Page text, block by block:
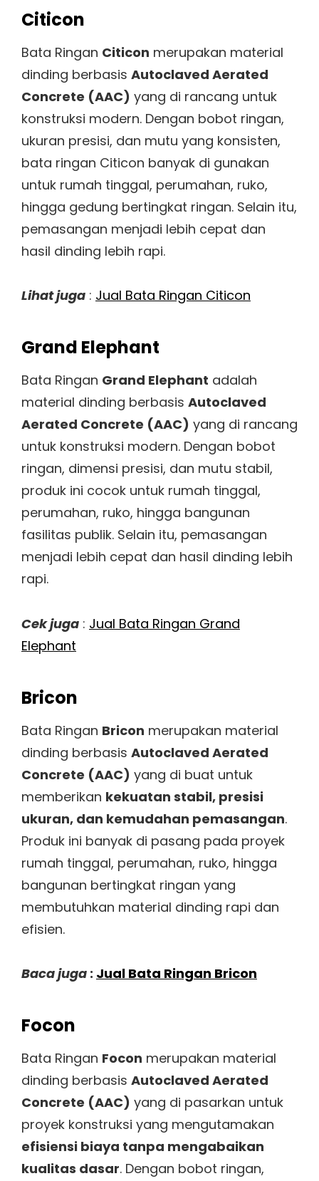
Citicon
Bata Ringan Citicon merupakan material
dinding berbasis Autoclaved Aerated
Concrete (AAC) yang di rancang untuk
konstruksi modern. Dengan bobot ringan,
ukuran presisi, dan mutu yang konsisten,
bata ringan Citicon banyak di gunakan
untuk rumah tinggal, perumahan, ruko,
hingga gedung bertingkat ringan. Selain itu,
pemasangan menjadi lebih cepat dan
hasil dinding lebih rapi.
Lihat juga : Jual Bata Ringan Citicon
Grand Elephant
Bata Ringan Grand Elephant adalah
material dinding berbasis Autoclaved
Aerated Concrete (AAC) yang di rancang
untuk konstruksi modern. Dengan bobot
ringan, dimensi presisi, dan mutu stabil,
produk ini cocok untuk rumah tinggal,
perumahan, ruko, hingga bangunan
fasilitas publik. Selain itu, pemasangan
menjadi lebih cepat dan hasil dinding lebih
rapi.
Cek juga : Jual Bata Ringan Grand
Elephant
Bricon
Bata Ringan Bricon merupakan material
dinding berbasis Autoclaved Aerated
Concrete (AAC) yang di buat untuk
memberikan kekuatan stabil, presisi
ukuran, dan kemudahan pemasangan.
Produk ini banyak di pasang pada proyek
rumah tinggal, perumahan, ruko, hingga
bangunan bertingkat ringan yang
membutuhkan material dinding rapi dan
efisien.
Baca juga : Jual Bata Ringan Bricon
Focon
Bata Ringan Focon merupakan material
dinding berbasis Autoclaved Aerated
Concrete (AAC) yang di pasarkan untuk
proyek konstruksi yang mengutamakan
efisiensi biaya tanpa mengabaikan
kualitas dasar. Dengan bobot ringan,